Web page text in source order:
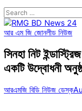
Search
for:
আর এম জি জোনলীড নিউজ
সিনহা নিট
একটি উদ্বোধনী
আরএমজি বিডি নিউজ ডেস্ক